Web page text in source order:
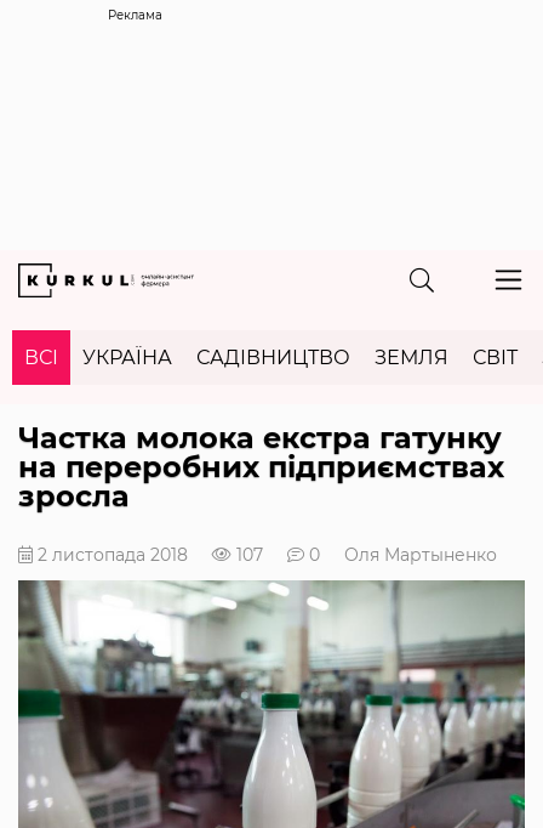
Реклама
ВСІ УКРАЇНА САДІВНИЦТВО ЗЕМЛЯ СВІТ
Частка молока екстра гатунку
на переробних підприємствах
зросла
2 листопада 2018 107 0 Оля Мартыненко